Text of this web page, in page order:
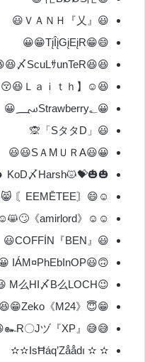
😃『乂』ＶＡＮＨ😃
😄😁TįÎįGįEįR😁😀
😆😆〆ScuLｻunTeR😆😆
😆☺【Ｌａｉｔｈ😆😚
😀؄Strawberry؂😀
😃「SタタD」🙊
😀😃SＡMＵＲA😃😃
🎃🎃💝😾KoD〆Harsh ☻🎃🎃
☺😄〘EEMĒTEE〙 😸
☺☺《amirlord》🙄😸☺
😃『BEN』COFFİN😃
🙃😃IÁM¤PhEbInOP 😀
😉M么HI〆B么LOCH 😆
😁😇Zeko《M24》😁😆
😅😅『XP』๛R〇Jヅ😆😅
✫ ✫ IsĦáq’Zẳẳdı✫✫